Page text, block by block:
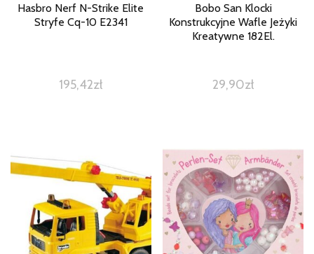
Hasbro Nerf N-Strike Elite
Stryfe Cq-10 E2341
195,42zł
Bobo San Klocki
Konstrukcyjne Wafle Jeżyki
Kreatywne 182El.
29,90zł